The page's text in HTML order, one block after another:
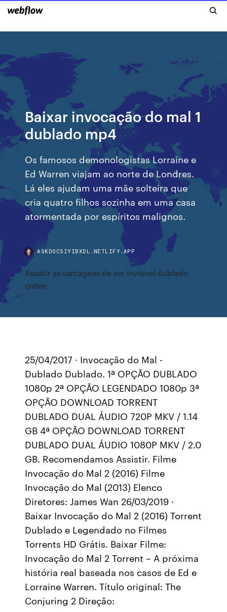
Baixar invocação do mal 1
dublado mp4
Os famosos demonologistas Lorraine e
Ed Warren viajam ao norte de Londres.
Lá eles ajudam uma mãe solteira que
cria quatro filhos sozinha em uma casa
atormentada por espíritos malignos.
ASKDOCSIYIBXDL.NETLIFY.APP
Assistir as vantagens de ser invisível dublado
online
25/04/2017 · Invocação do Mal -
Dublado Dublado. 1ª OPÇÃO DUBLADO
1080p 2ª OPÇÃO LEGENDADO 1080p 3ª
OPÇÃO DOWNLOAD TORRENT
DUBLADO DUAL ÁUDIO 720P MKV / 1.14
GB 4ª OPÇÃO DOWNLOAD TORRENT
DUBLADO DUAL ÁUDIO 1080P MKV / 2.0
GB. Recomendamos Assistir. Filme
Invocação do Mal 2 (2016) Filme
Invocação do Mal (2013) Elenco
Diretores: James Wan 26/03/2019 ·
Baixar Invocação do Mal 2 (2016) Torrent
Dublado e Legendado no Filmes
Torrents HD Grátis. Baixar Filme:
Invocação do Mal 2 Torrent – A próxima
história real baseada nos casos de Ed e
Lorraine Warren. Título original: The
Conjuring 2 Direção: